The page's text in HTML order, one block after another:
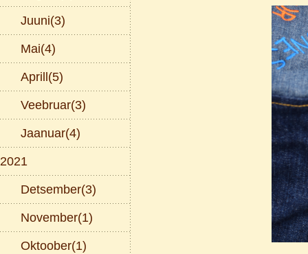
Juuni(3)
Mai(4)
Aprill(5)
Veebruar(3)
Jaanuar(4)
2021
Detsember(3)
November(1)
Oktoober(1)